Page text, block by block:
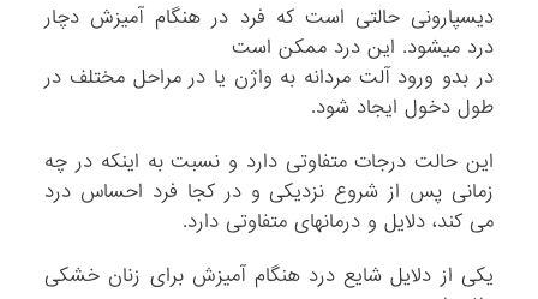
دیسپارونی حالتی است که فرد در هنگام آمیزش دچار
درد میشود. این درد ممکن است
در بدو ورود آلت مردانه به واژن یا در مراحل مختلف در
طول دخول ایجاد شود.
این حالت درجات متفاوتی دارد و نسبت به اینکه در چه
زمانی پس از شروع نزدیکی و در کجا فرد احساس درد
می کند، دلایل و درمانهای متفاوتی دارد.
یکی از دلایل شایع درد هنگام آمیزش برای زنان خشکی